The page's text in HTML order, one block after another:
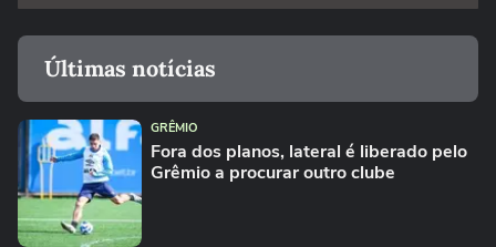
Últimas notícias
GRÊMIO
Fora dos planos, lateral é liberado pelo
Grêmio a procurar outro clube